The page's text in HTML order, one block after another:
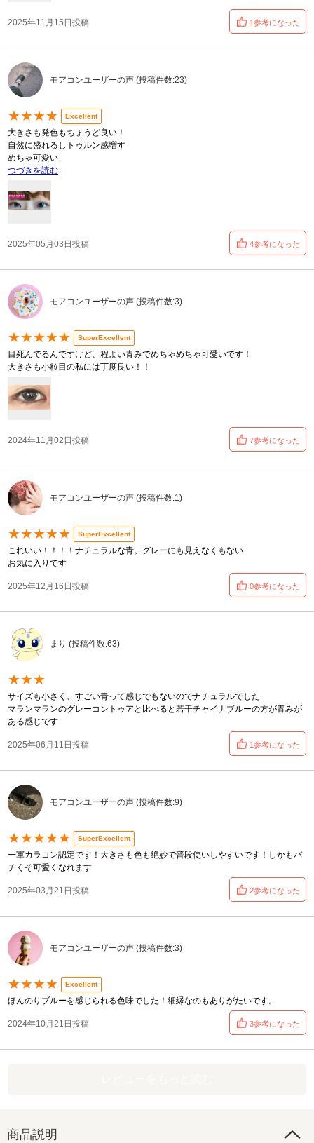
2025年11月15日投稿 1参考になった
モアコンユーザーの声 (投稿件数:23)
★★★★ Excellent
大きさも発色もちょうど良い！
自然に盛れるしトゥルン感増す
めちゃ可愛い
つづきを読む
2025年05月03日投稿 4参考になった
モアコンユーザーの声 (投稿件数:3)
★★★★★ SuperExcellent
目死んでるんですけど、程よい青みでめちゃめちゃ可愛いです！
大きさも小粒目の私には丁度良い！！
2024年11月02日投稿 7参考になった
モアコンユーザーの声 (投稿件数:1)
★★★★★ SuperExcellent
これいい！！！！ナチュラルな青。グレーにも見えなくもない
お気に入りです
2025年12月16日投稿 0参考になった
まり (投稿件数:63)
★★★
サイズも小さく、すごい青って感じでもないのでナチュラルでした
マランマランのグレーコントゥアと比べると若干チャイナブルーの方が青みが
ある感じです
2025年06月11日投稿 1参考になった
モアコンユーザーの声 (投稿件数:9)
★★★★★ SuperExcellent
一軍カラコン認定です！大きさも色も絶妙で普段使いしやすいです！しかもバ
チくそ可愛くなれます
2025年03月21日投稿 2参考になった
モアコンユーザーの声 (投稿件数:3)
★★★★ Excellent
ほんのりブルーを感じられる色味でした！細縁なのもありがたいです。
2024年10月21日投稿 3参考になった
商品説明